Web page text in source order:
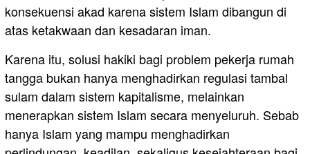
konsekuensi akad karena sistem Islam dibangun di
atas ketakwaan dan kesadaran iman.
Karena itu, solusi hakiki bagi problem pekerja rumah
tangga bukan hanya menghadirkan regulasi tambal
sulam dalam sistem kapitalisme, melainkan
menerapkan sistem Islam secara menyeluruh. Sebab
hanya Islam yang mampu menghadirkan